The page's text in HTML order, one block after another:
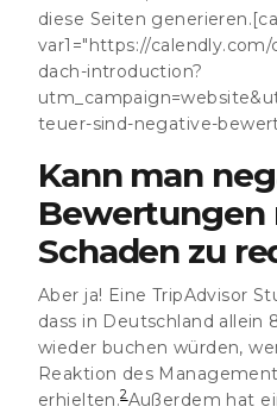
diese Seiten
var1="https://
dach-introduction?
teuer-sind-negative-
Kann man
Bewertungen
Schaden zu
Aber ja! Eine TripAdvisor
dass in Deutschland
wieder buchen würden,
Reaktion des
erhielten.2Außerdem hat